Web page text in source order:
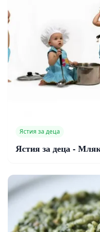
Ястия за деца
Ястия за деца -